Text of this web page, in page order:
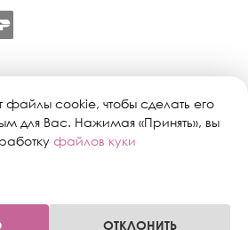
данных
файлов cookie
файлы cookie, чтобы сделать его
для Вас. Нажимая «Принять», вы
файлов куки
ОТКЛОНИТЬ